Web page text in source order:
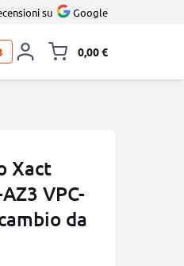
su Google
0,00 €
Xact
VPC-
da